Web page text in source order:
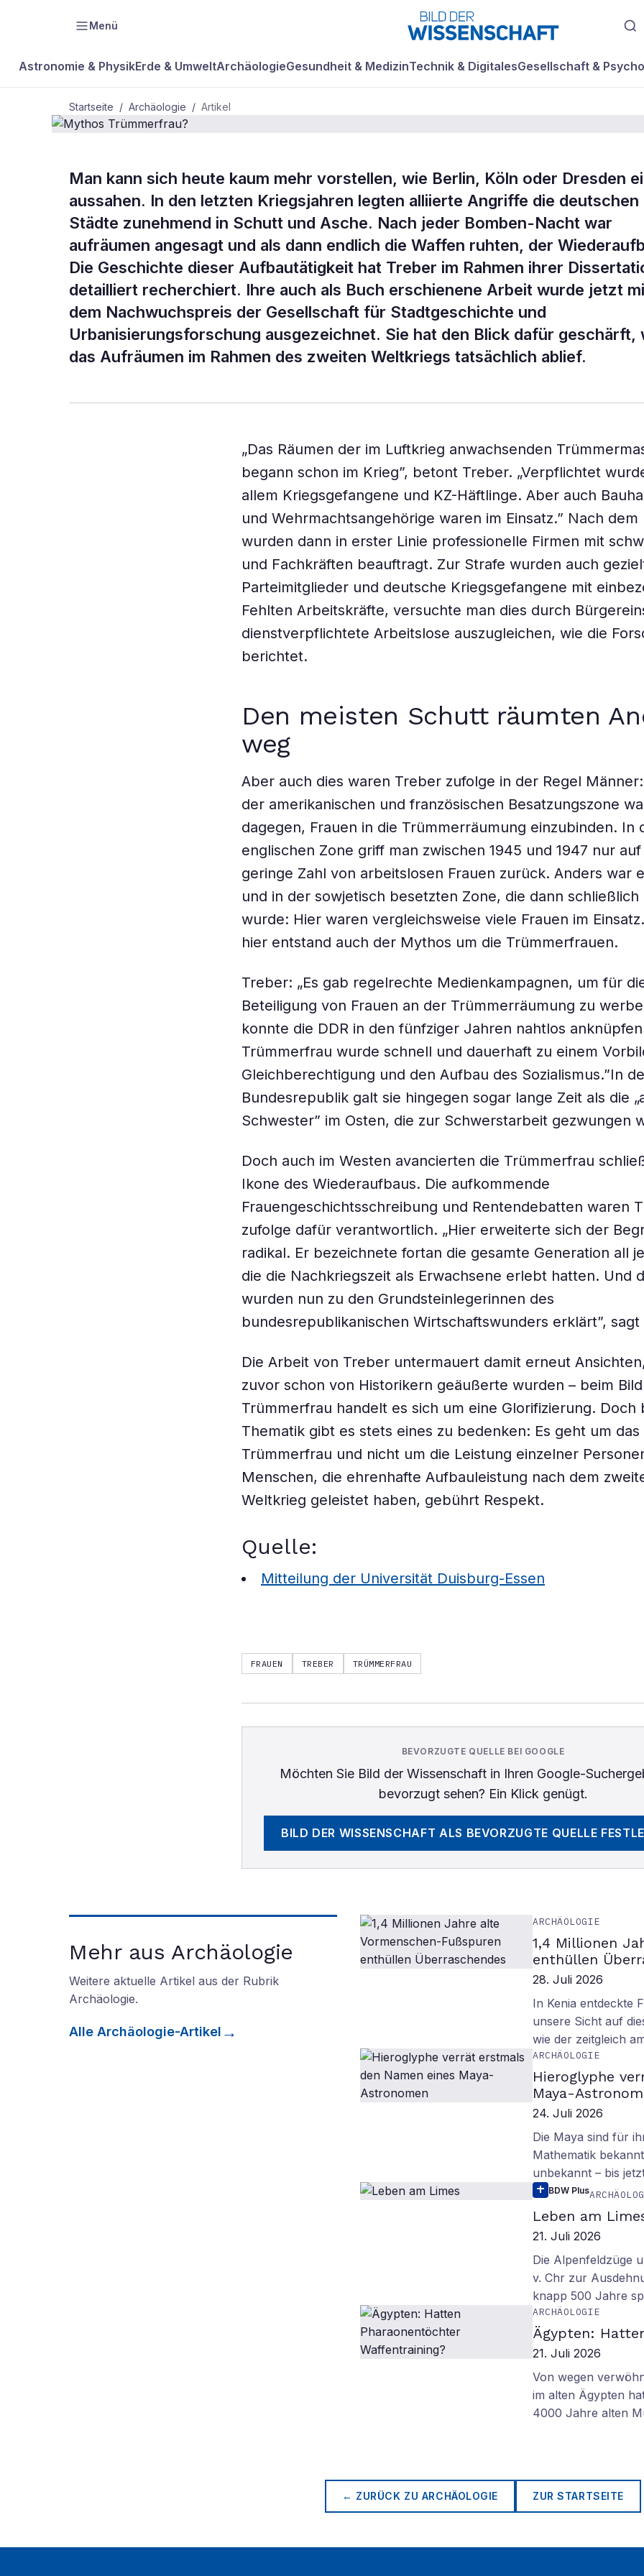
Menü
Astronomie & PhysikErde & UmweltArchäologieGesundheit & MedizinTechnik & DigitalesGesellschaft &
Startseite / Archäologie / Artikel
ARCHÄOLOGIE
Mythos
Trümmerfrau?
Man kann sich heute kaum mehr vorstellen, wie Berlin, Köln oder Dresden
aussahen. In den letzten Kriegsjahren legten alliierte Angriffe die deutschen
Städte zunehmend in Schutt und Asche. Nach jeder Bomben-Nacht war
aufräumen angesagt und als dann endlich die Waffen ruhten, der
Die Geschichte dieser Aufbautätigkeit hat Treber im Rahmen ihrer
detailliert recherchiert. Ihre auch als Buch erschienene Arbeit wurde jetzt
dem Nachwuchspreis der Gesellschaft für Stadtgeschichte und
Urbanisierungsforschung ausgezeichnet. Sie hat den Blick dafür geschärft,
das Aufräumen im Rahmen des zweiten Weltkriegs tatsächlich ablief.
„Das Räumen der im Luftkrieg anwachsenden
begann schon im Krieg”, betont Treber. „Verpflichtet
allem Kriegsgefangene und KZ-Häftlinge. Aber auch
und Wehrmachtsangehörige waren im Einsatz.” Nach dem
wurden dann in erster Linie professionelle Firmen mit
und Fachkräften beauftragt. Zur Strafe wurden auch
Parteimitglieder und deutsche Kriegsgefangene mit
Fehlten Arbeitskräfte, versuchte man dies durch
dienstverpflichtete Arbeitslose auszugleichen, wie die
berichtet.
Den meisten Schutt räumten
weg
Aber auch dies waren Treber zufolge in der Regel
der amerikanischen und französischen Besatzungszone
dagegen, Frauen in die Trümmerräumung einzubinden. In
englischen Zone griff man zwischen 1945 und 1947 nur
geringe Zahl von arbeitslosen Frauen zurück. Anders war
und in der sowjetisch besetzten Zone, die dann schließlich
wurde: Hier waren vergleichsweise viele Frauen im
hier entstand auch der Mythos um die Trümmerfrauen.
Treber: „Es gab regelrechte Medienkampagnen, um für
Beteiligung von Frauen an der Trümmerräumung zu
konnte die DDR in den fünfziger Jahren nahtlos
Trümmerfrau wurde schnell und dauerhaft zu einem
Gleichberechtigung und den Aufbau des Sozialismus.”In
Bundesrepublik galt sie hingegen sogar lange Zeit als die
Schwester” im Osten, die zur Schwerstarbeit gezwungen
Doch auch im Westen avancierten die Trümmerfrau
Ikone des Wiederaufbaus. Die aufkommende
Frauengeschichtsschreibung und Rentendebatten waren
zufolge dafür verantwortlich. „Hier erweiterte sich der
radikal. Er bezeichnete fortan die gesamte Generation all
die die Nachkriegszeit als Erwachsene erlebt hatten. Und
wurden nun zu den Grundsteinlegerinnen des
bundesrepublikanischen Wirtschaftswunders erklärt”, sagt
Die Arbeit von Treber untermauert damit erneut
zuvor schon von Historikern geäußerte wurden – beim
Trümmerfrau handelt es sich um eine Glorifizierung. Doch
Thematik gibt es stets eines zu bedenken: Es geht um das
Trümmerfrau und nicht um die Leistung einzelner
Menschen, die ehrenhafte Aufbauleistung nach dem
Weltkrieg geleistet haben, gebührt Respekt.
Quelle:
Mitteilung der Universität Duisburg-Essen
FRAUEN TREBER TRÜMMERFRAU
BEVORZUGTE QUELLE BEI GOOGLE
Möchten Sie Bild der Wissenschaftin Ihren Google-
bevorzugt sehen? Ein Klick genügt.
BILD DER WISSENSCHAFT ALS BEVORZUGTE QUELLE
Mehr aus Archäologie
Weitere aktuelle Artikel aus der Rubrik
Archäologie.
Alle Archäologie-Artikel
ARCHÄOLOGIE
1,4 Millionen
enthüllen
28. Juli 2026
In Kenia entdeckte
unsere Sicht auf
wie der zeitgleich
ARCHÄOLOGIE
Hieroglyphe
Maya-
24. Juli 2026
Die Maya sind für
Mathematik
unbekannt – bis
BDW Plus
Leben am
21. Juli 2026
Die Alpenfeldzüge
v. Chr zur
knapp 500 Jahre
ARCHÄOLOGIE
Ägypten:
21. Juli 2026
Von wegen
im alten Ägypten
4000 Jahre alten
← ZURÜCK ZU ARCHÄOLOGIE ZUR STARTSEITE